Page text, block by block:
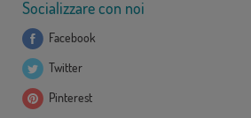
Socializzare con noi
Facebook
Twitter
Pinterest